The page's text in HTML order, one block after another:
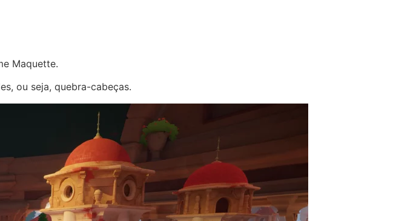
Maquette.
ou seja, quebra-cabeças.